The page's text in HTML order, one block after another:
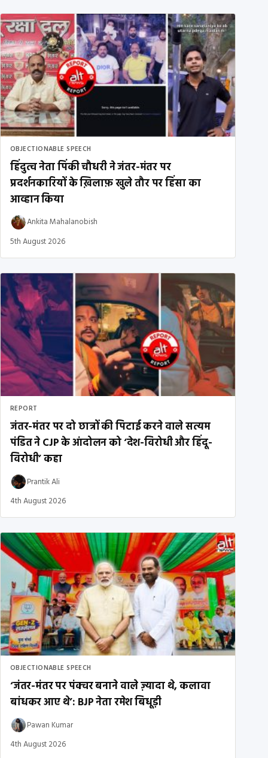
OBJECTIONABLE SPEECH
हिंदुत्व नेता पिंकी चौधरी ने जंतर-मंतर पर
प्रदर्शनकारियों के ख़िलाफ़ खुले तौर पर हिंसा का
आव्हान किया
Ankita Mahalanobish
5th August 2026
REPORT
जंतर-मंतर पर दो छात्रों की पिटाई करने वाले सत्यम
पंडित ने CJP के आंदोलन को ‘देश-विरोधी और हिंदू-
विरोधी’ कहा
Prantik Ali
4th August 2026
OBJECTIONABLE SPEECH
‘जंतर-मंतर पर पंक्चर बनाने वाले ज़्यादा थे, कलावा
बांधकर आए थे’: BJP नेता रमेश बिधूड़ी
Pawan Kumar
4th August 2026